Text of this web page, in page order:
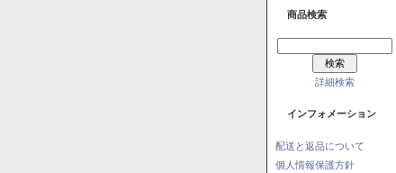
商品検索
詳細検索
インフォメーション
配送と返品について
個人情報保護方針